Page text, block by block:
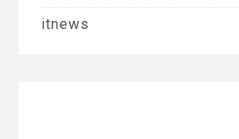
itnews